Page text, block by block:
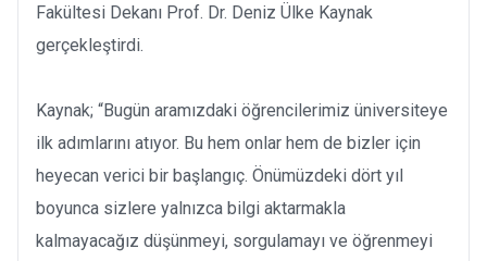
Fakültesi Dekanı Prof. Dr. Deniz Ülke Kaynak
gerçekleştirdi.
Kaynak; “Bugün aramızdaki öğrencilerimiz üniversiteye
ilk adımlarını atıyor. Bu hem onlar hem de bizler için
heyecan verici bir başlangıç. Önümüzdeki dört yıl
boyunca sizlere yalnızca bilgi aktarmakla
kalmayacağız düşünmeyi, sorgulamayı ve öğrenmeyi